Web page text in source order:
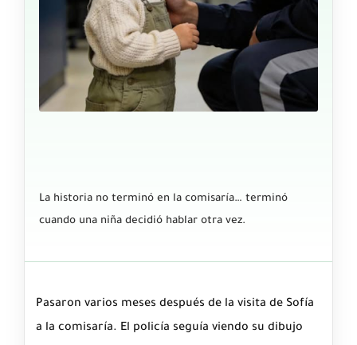
La historia no terminó en la comisaría… terminó
cuando una niña decidió hablar otra vez.
Pasaron varios meses después de la visita de Sofía
a la comisaría. El policía seguía viendo su dibujo